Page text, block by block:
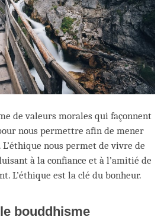
de valeurs morales qui façonnent
nous permettre afin de mener
nous permet de vivre de
à la confiance et à l’amitié de
L’éthique est la clé du bonheur.
bouddhisme